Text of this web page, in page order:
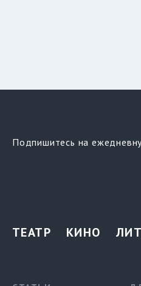
Подпишитесь на
ТЕАТР КИНО